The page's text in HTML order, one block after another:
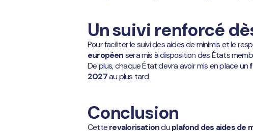
Un suivi renforcé
Pour faciliter le suivi des aides de minimis et le
européensera mis à disposition des États
De plus, chaque État devra avoir mis en place un
2027au plus tard.
Conclusion
Cetterevalorisationduplafond des aides de